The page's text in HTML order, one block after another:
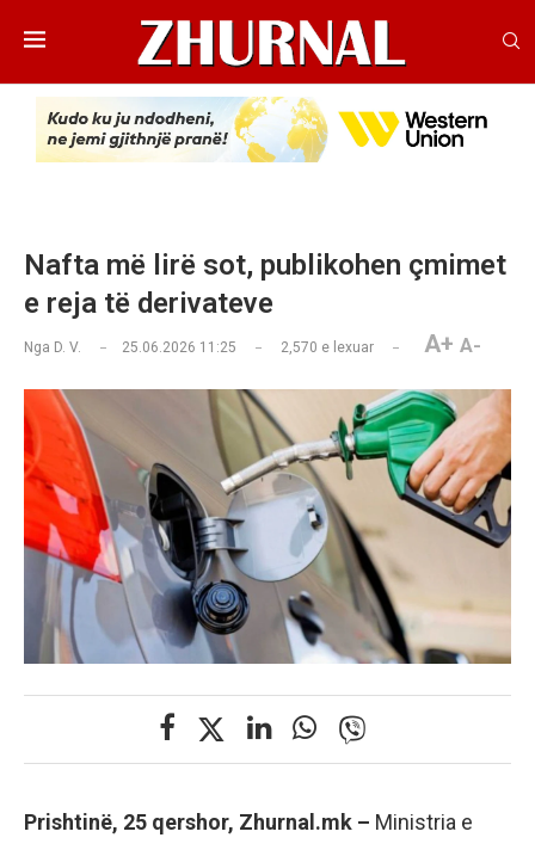
Nafta më lirë sot, publikohen çmimet
e reja të derivateve
Nga D. V. 25.06.2026 11:25 2,570 e lexuar A+ A-
Prishtinë, 25 qershor, Zhurnal.mk – Ministria e